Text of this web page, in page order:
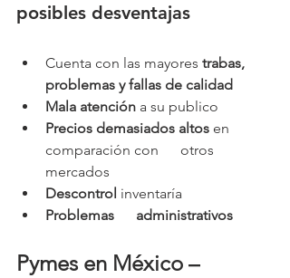
posibles desventajas
Cuenta con las mayores trabas,
problemas y fallas de calidad
Mala atención a su publico
Precios demasiados altos en
comparación con      otros
mercados
Descontrol inventaría
Problemas      administrativos
Pymes en México –